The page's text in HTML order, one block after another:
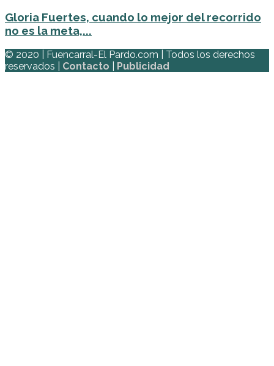
Gloria Fuertes, cuando lo mejor del recorrido
no es la meta,...
© 2020 | Fuencarral-El Pardo.com | Todos los derechos
reservados | Contacto Publicidad